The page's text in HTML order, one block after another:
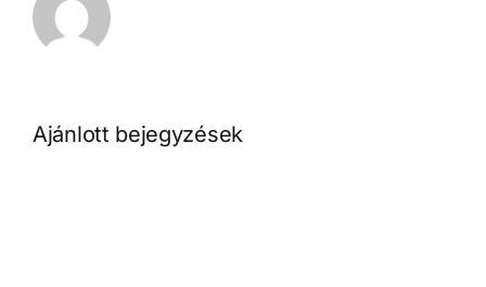
Ajánlott bejegyzések